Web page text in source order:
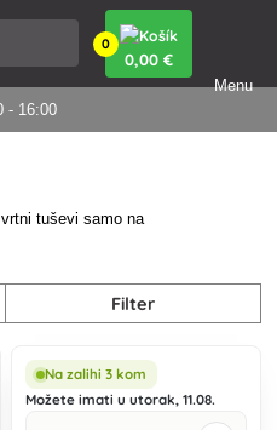
- 16:00
0
0,00 €
Menu
tuševi samo na
Filter
Na zalihi 3 kom
Možete imati u utorak, 11.08.